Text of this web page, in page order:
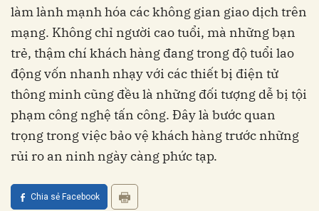
làm lành mạnh hóa các không gian giao dịch trên
mạng. Không chỉ người cao tuổi, mà những bạn
trẻ, thậm chí khách hàng đang trong độ tuổi lao
động vốn nhanh nhạy với các thiết bị điện tử
thông minh cũng đều là những đối tượng dễ bị tội
phạm công nghệ tấn công. Đây là bước quan
trọng trong việc bảo vệ khách hàng trước những
rủi ro an ninh ngày càng phức tạp.
Chia sẻ Facebook